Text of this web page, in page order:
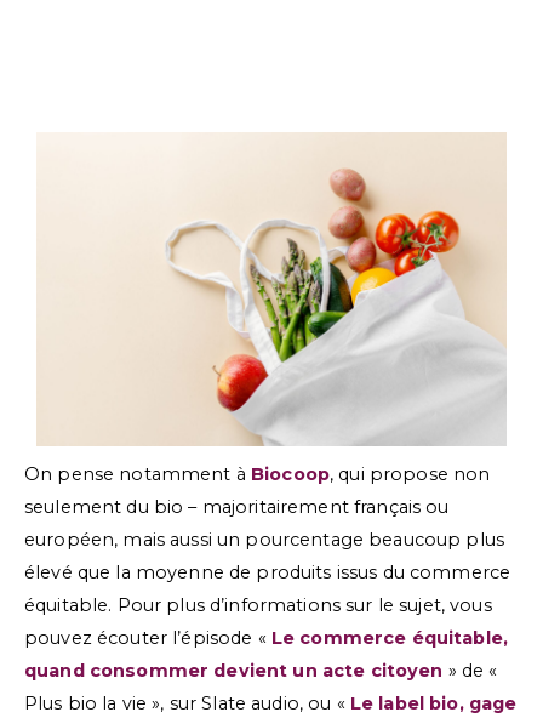
On pense notamment à Biocoop, qui propose non
seulement du bio – majoritairement français ou
européen, mais aussi un pourcentage beaucoup plus
élevé que la moyenne de produits issus du commerce
équitable. Pour plus d’informations sur le sujet, vous
pouvez écouter l’épisode « Le commerce équitable,
quand consommer devient un acte citoyen » de «
Plus bio la vie », sur Slate audio, ou « Le label bio, gage